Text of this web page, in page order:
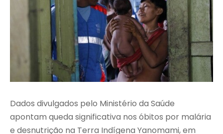
Dados divulgados pelo Ministério da Saúde
apontam queda significativa nos óbitos por malária
e desnutrição na Terra Indígena Yanomami, em